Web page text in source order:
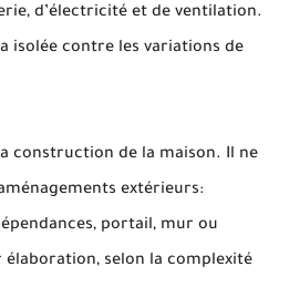
d’électricité et de ventilation.
isolée contre les variations de
construction de la maison. Il ne
extérieurs:
portail, mur ou
élaboration, selon la complexité